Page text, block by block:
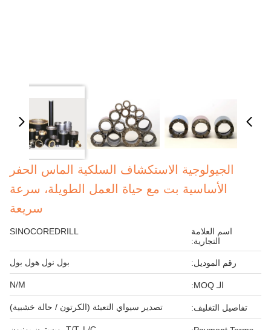
الجيولوجية الاستكشاف السلكية الماس الحفر
الأساسية بت مع حياة العمل الطويلة، سرعة
سريعة
اسم العلامة
التجارية:
SINOCOREDRILL
رقم الموديل: بول نول هول بول
الـ MOQ: N/M
تفاصيل التغليف: تصدير سيواي التعبئة (الكرتون / حالة خشبية)